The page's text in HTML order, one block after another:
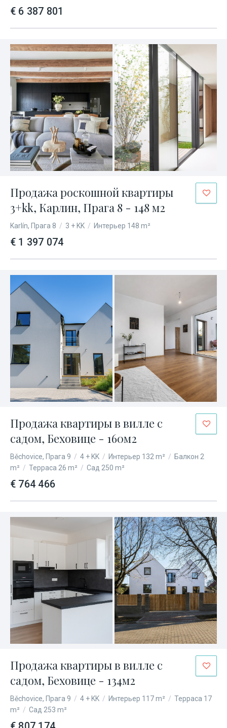
€ 6 387 801
Продажа роскошной квартиры
3+kk, Карлин, Прага 8 - 148 м2
Karlín, Прага 8 / 3 + KK / Интерьер 148 m²
€ 1 397 074
Продажа квартиры в вилле с
садом, Беховице - 160м2
Běchovice, Прага 9 / 4 + KK / Интерьер 132 m² / Балкон 2
m² / Терраса 26 m² / Сад 250 m²
€ 764 466
Продажа квартиры в вилле с
садом, Беховице - 134м2
Běchovice, Прага 9 / 4 + KK / Интерьер 117 m² / Терраса 17
m² / Сад 253 m²